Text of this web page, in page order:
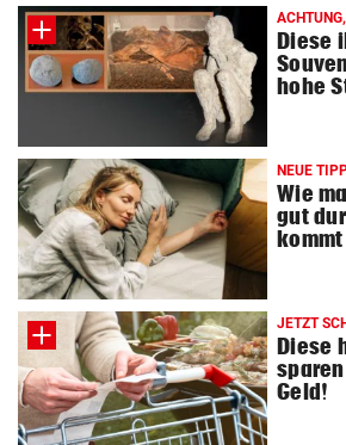
Diese
hohe
NEUE
Wie
gut
kommt
JETZT
Diese
Geld!